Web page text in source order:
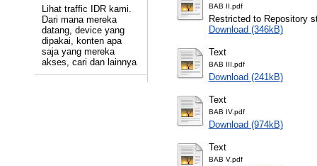
Lihat traffic IDR kami.
Dari mana mereka
datang, device yang
dipakai, konten apa
saja yang mereka
akses, cari dan lainnya
BAB II.pdf
Restricted to Repository
Download (346kB)
Text
BAB III.pdf
Download (241kB)
Text
BAB IV.pdf
Download (974kB)
Text
BAB V.pdf